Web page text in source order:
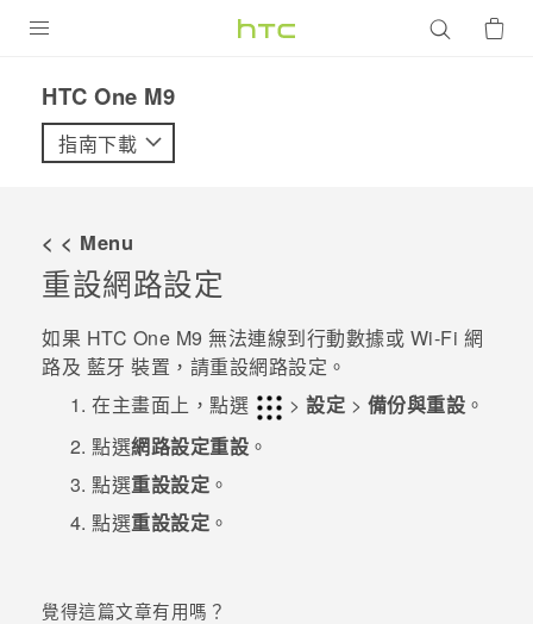
VIVE
配件
優惠專區
企業採購
銷售通路
支援服務
VIVELAND
HTC One M9‎
指南下載
< < Menu
重設網路設定
如果 HTC One M9 無法連線到行動數據或 Wi-Fi 網
路及 藍牙 裝置，請重設網路設定。
在主畫面上，點選 > 設定 > 備份與重設 。
點選網路設定重設 。
點選重設設定 。
點選重設設定 。
覺得這篇文章有用嗎？